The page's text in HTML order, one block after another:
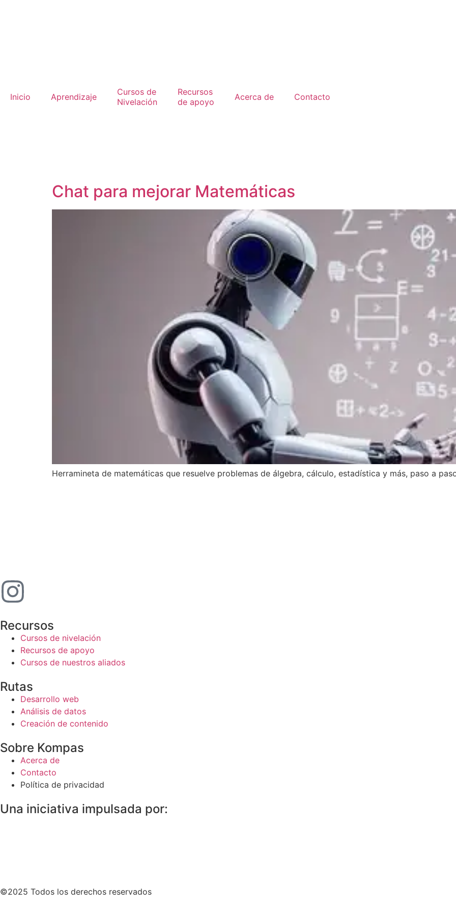
Inicio Aprendizaje
Cursos de
Nivelación
Recursos
de apoyo
Acerca de Contacto
Chat para mejorar Matemáticas
Herramineta de matemáticas que resuelve problemas de álgebra, cálculo, estadística y más, paso a
Recursos
Cursos de nivelación
Recursos de apoyo
Cursos de nuestros aliados
Rutas
Desarrollo web
Análisis de datos
Creación de contenido
Sobre Kompas
Acerca de
Contacto
Política de privacidad
Una iniciativa impulsada por:
©2025 Todos los derechos reservados